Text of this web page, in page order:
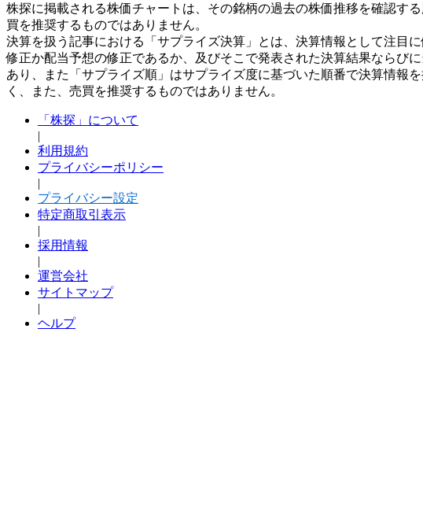
株探に掲載される株価チャートは、その銘柄の過去の株価推移を確認す
買を推奨するものではありません。
決算を扱う記事における「サプライズ決算」とは、決算情報として注目
修正か配当予想の修正であるか、及びそこで発表された決算結果ならび
あり、また「サプライズ順」はサプライズ度に基づいた順番で決算情報
く、また、売買を推奨するものではありません。
「株探」について
|
利用規約
プライバシーポリシー
|
プライバシー設定
特定商取引表示
|
採用情報
|
運営会社
サイトマップ
|
ヘルプ